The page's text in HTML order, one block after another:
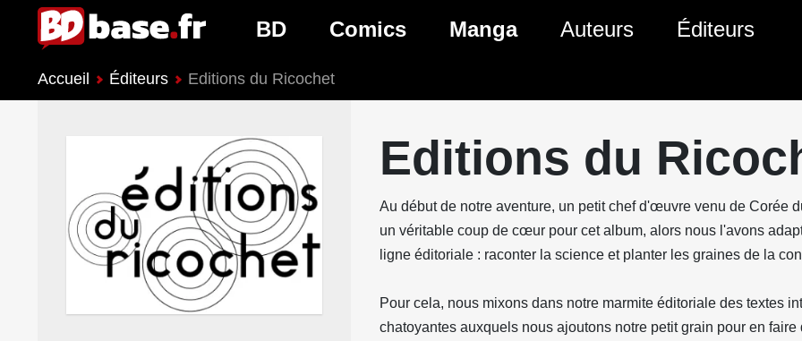
BD
Nouveautés BD
Genres BD
Comics
Genres Comics
Manga
Genres Manga
Auteurs Éditeurs
Accueil Éditeurs Editions du Ricochet
Editions du
Au début de notre aventure, un petit chef d'œuvre venu de Corée
un véritable coup de cœur pour cet album, alors nous l'avons
ligne éditoriale : raconter la science et planter les graines de la
Pour cela, nous mixons dans notre marmite éditoriale des textes
chatoyantes auxquels nous ajoutons notre petit grain pour en